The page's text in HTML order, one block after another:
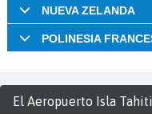
El Aeropuerto Isla Tahiti